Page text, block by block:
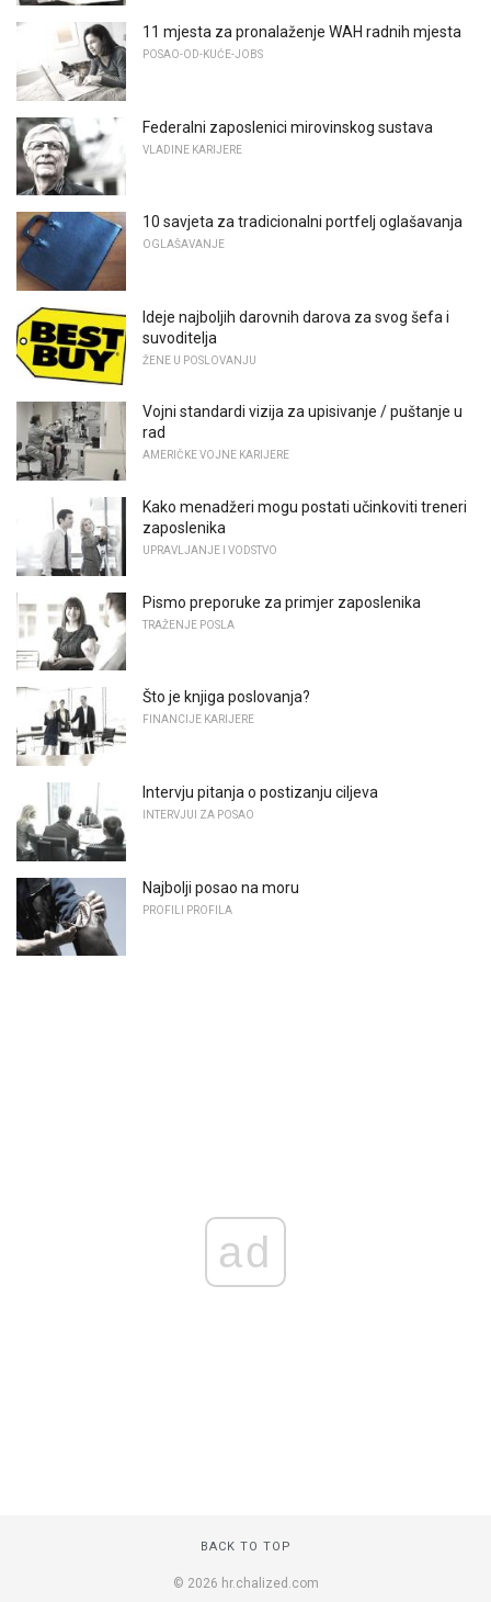
11 mjesta za pronalaženje WAH radnih mjesta
POSAO-OD-KUĆE-JOBS
Federalni zaposlenici mirovinskog sustava
VLADINE KARIJERE
10 savjeta za tradicionalni portfelj oglašavanja
OGLAŠAVANJE
Ideje najboljih darovnih darova za svog šefa i
suvoditelja
ŽENE U POSLOVANJU
Vojni standardi vizija za upisivanje / puštanje u
rad
AMERIČKE VOJNE KARIJERE
Kako menadžeri mogu postati učinkoviti treneri
zaposlenika
UPRAVLJANJE I VODSTVO
Pismo preporuke za primjer zaposlenika
TRAŽENJE POSLA
Što je knjiga poslovanja?
FINANCIJE KARIJERE
Intervju pitanja o postizanju ciljeva
INTERVJUI ZA POSAO
Najbolji posao na moru
PROFILI PROFILA
ad
BACK TO TOP
© 2026 hr.chalized.com